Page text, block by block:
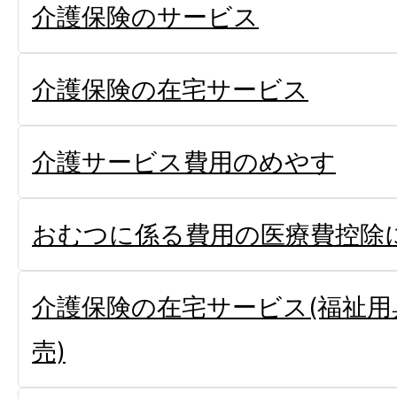
介護保険のサービス
介護保険の在宅サービス
介護サービス費用のめやす
おむつに係る費用の医療費控除
介護保険の在宅サービス(福祉
売)